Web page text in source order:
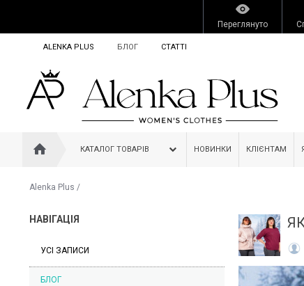
Переглянуто
ALENKA PLUS БЛОГ СТАТТІ
КАТАЛОГ ТОВАРІВ НОВИНКИ КЛІЄНТАМ
Alenka Plus /
НАВІГАЦІЯ
УСІ ЗАПИСИ
БЛОГ